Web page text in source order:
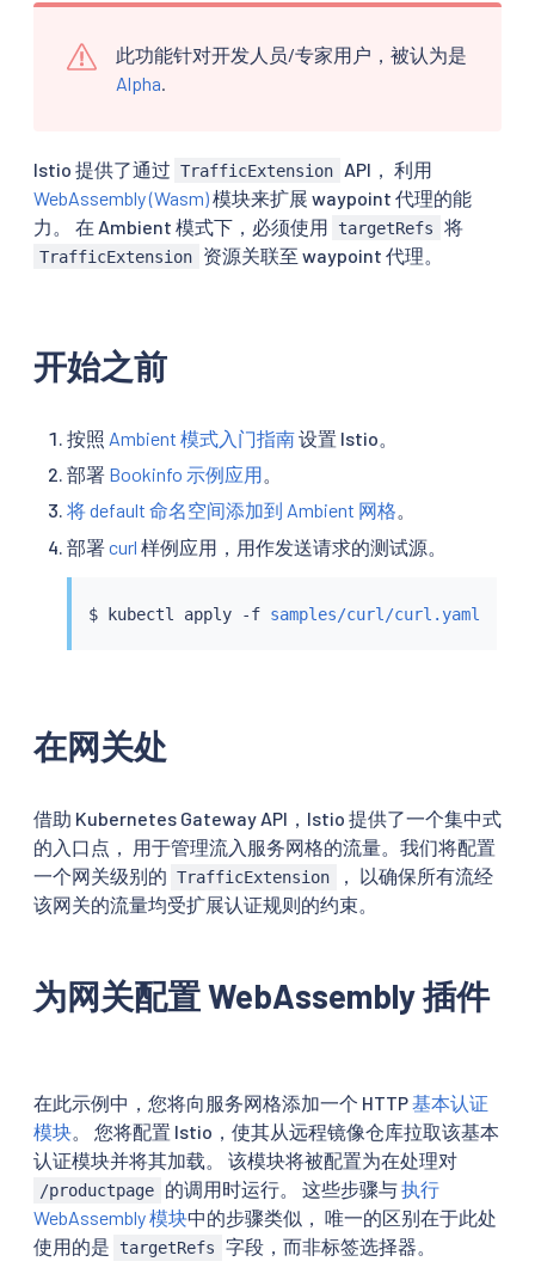
此功能针对开发人员/专家用户，被认为是
Alpha
Istio 提供了通过 TrafficExtension
API， 利用
WebAssembly (Wasm)模块来扩展 waypoint 代理的能
力。 在 Ambient 模式下，必须使用
targetRefs 将
TrafficExtension 资源关联至 waypoint 代理。
开始之前
按照 Ambient 模式入门指南设置 Istio。
部署 Bookinfo 示例应用。
将 default 命名空间添加到 Ambient 网格。
部署curl 样例应用，用作发送请求的测试源。
$ kubectl apply -f samples/curl/curl.yaml
在网关处
借助 Kubernetes Gateway API，Istio 提供了一个集中式
的入口点， 用于管理流入服务网格的流量。我们将配置
一个网关级别的 TrafficExtension
， 以确保所有流经
该网关的流量均受扩展认证规则的约束。
为网关配置 WebAssembly 插件
在此示例中，您将向服务网格添加一个 HTTP基本认证
模块。 您将配置 Istio，使其从远程镜像仓库拉取该基本
认证模块并将其加载。 该模块将被配置为在处理对
/productpage 的调用时运行。 这些步骤与执行
WebAssembly 模块中的步骤类似， 唯一的区别在于此处
使用的是
targetRefs 字段，而非标签选择器。